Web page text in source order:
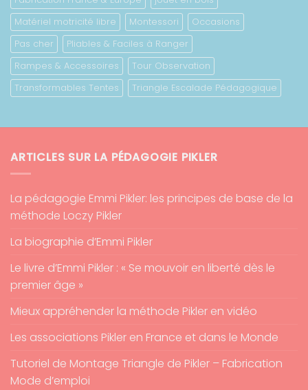
Matériel motricité libre
Montessori
Occasions
Pas cher
Pliables & Faciles à Ranger
Rampes & Accessoires
Tour Observation
Transformables Tentes
Triangle Escalade Pédagogique
ARTICLES SUR LA PÉDAGOGIE PIKLER
La pédagogie Emmi Pikler: les principes de base de la
méthode Loczy Pikler
La biographie d’Emmi Pikler
Le livre d’Emmi Pikler : « Se mouvoir en liberté dès le
premier âge »
Mieux appréhender la méthode Pikler en vidéo
Les associations Pikler en France et dans le Monde
Tutoriel de Montage Triangle de Pikler – Fabrication
Mode d’emploi